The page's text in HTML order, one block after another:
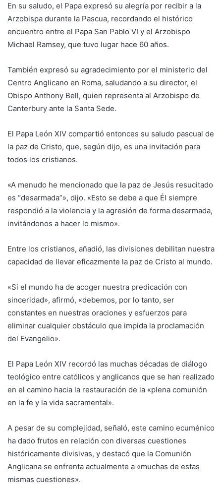
En su saludo, el Papa expresó su alegría por recibir a la
Arzobispa durante la Pascua, recordando el histórico
encuentro entre el Papa San Pablo VI y el Arzobispo
Michael Ramsey, que tuvo lugar hace 60 años.
También expresó su agradecimiento por el ministerio del
Centro Anglicano en Roma, saludando a su director, el
Obispo Anthony Bell, quien representa al Arzobispo de
Canterbury ante la Santa Sede.
El Papa León XIV compartió entonces su saludo pascual de
la paz de Cristo, que, según dijo, es una invitación para
todos los cristianos.
«A menudo he mencionado que la paz de Jesús resucitado
es “desarmada”», dijo. «Esto se debe a que Él siempre
respondió a la violencia y la agresión de forma desarmada,
invitándonos a hacer lo mismo».
Entre los cristianos, añadió, las divisiones debilitan nuestra
capacidad de llevar eficazmente la paz de Cristo al mundo.
«Si el mundo ha de acoger nuestra predicación con
sinceridad», afirmó, «debemos, por lo tanto, ser
constantes en nuestras oraciones y esfuerzos para
eliminar cualquier obstáculo que impida la proclamación
del Evangelio».
El Papa León XIV recordó las muchas décadas de diálogo
teológico entre católicos y anglicanos que se han realizado
en el camino hacia la restauración de la «plena comunión
en la fe y la vida sacramental».
A pesar de su complejidad, señaló, este camino ecuménico
ha dado frutos en relación con diversas cuestiones
históricamente divisivas, y destacó que la Comunión
Anglicana se enfrenta actualmente a «muchas de estas
mismas cuestiones».